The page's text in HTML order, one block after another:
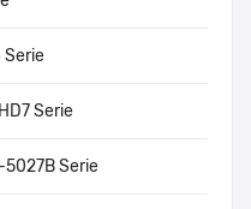
Serie
Serie
Serie